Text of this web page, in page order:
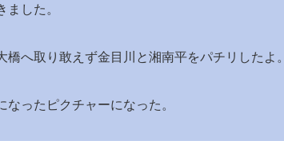
した。
へ取り敢えず金目川と湘南平をパチリしたよ。
ったピクチャーになった。